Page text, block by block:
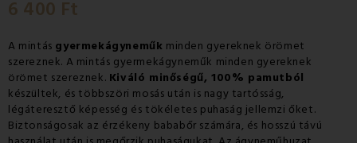
Péntek 14.08
6 400 Ft
A mintás gyermekágyneműk minden gyereknek örömet
szereznek. A mintás gyermekágyneműk minden gyereknek
örömet szereznek. Kiváló minőségű, 100% pamutból
készültek, és többszöri mosás után is nagy tartósság,
légáteresztő képesség és tökéletes puhaság jellemzi őket.
Biztonságosak az érzékeny bababőr számára, és hosszú távú